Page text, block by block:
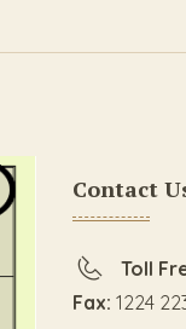
Contact
Toll
Fax: 1224